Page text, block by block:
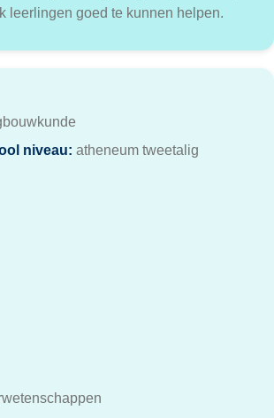
leerlingen goed te kunnen helpen.
niveau: atheneum tweetalig